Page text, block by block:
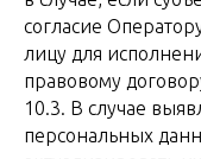
согласие
лицу для
правовому
10.3. В случае
персональных